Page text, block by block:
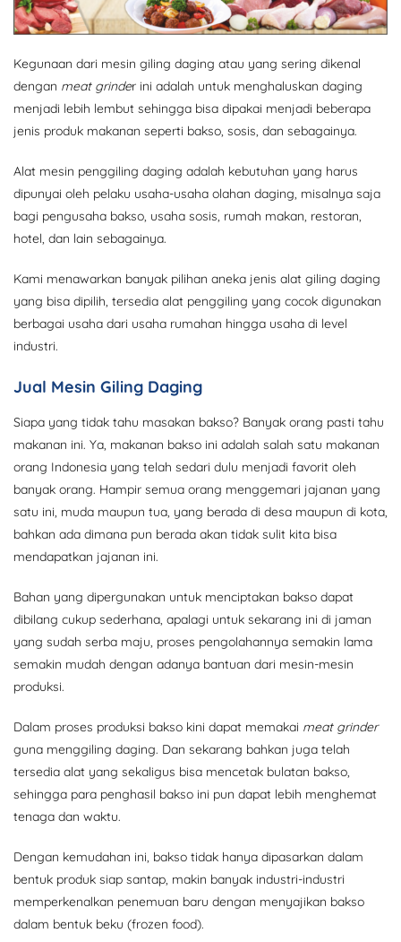
Kegunaan dari mesin giling daging atau yang sering dikenal
dengan meat grinder ini adalah untuk menghaluskan daging
menjadi lebih lembut sehingga bisa dipakai menjadi beberapa
jenis produk makanan seperti bakso, sosis, dan sebagainya.
Alat mesin penggiling daging adalah kebutuhan yang harus
dipunyai oleh pelaku usaha-usaha olahan daging, misalnya saja
bagi pengusaha bakso, usaha sosis, rumah makan, restoran,
hotel, dan lain sebagainya.
Kami menawarkan banyak pilihan aneka jenis alat giling daging
yang bisa dipilih, tersedia alat penggiling yang cocok digunakan
berbagai usaha dari usaha rumahan hingga usaha di level
industri.
Jual Mesin Giling Daging
Siapa yang tidak tahu masakan bakso? Banyak orang pasti tahu
makanan ini. Ya, makanan bakso ini adalah salah satu makanan
orang Indonesia yang telah sedari dulu menjadi favorit oleh
banyak orang. Hampir semua orang menggemari jajanan yang
satu ini, muda maupun tua, yang berada di desa maupun di kota,
bahkan ada dimana pun berada akan tidak sulit kita bisa
mendapatkan jajanan ini.
Bahan yang dipergunakan untuk menciptakan bakso dapat
dibilang cukup sederhana, apalagi untuk sekarang ini di jaman
yang sudah serba maju, proses pengolahannya semakin lama
semakin mudah dengan adanya bantuan dari mesin-mesin
produksi.
Dalam proses produksi bakso kini dapat memakai meat grinder
guna menggiling daging. Dan sekarang bahkan juga telah
tersedia alat yang sekaligus bisa mencetak bulatan bakso,
sehingga para penghasil bakso ini pun dapat lebih menghemat
tenaga dan waktu.
Dengan kemudahan ini, bakso tidak hanya dipasarkan dalam
bentuk produk siap santap, makin banyak industri-industri
memperkenalkan penemuan baru dengan menyajikan bakso
dalam bentuk beku (frozen food).